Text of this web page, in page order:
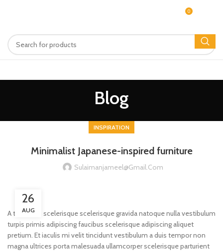
0
Blog
INSPIRATION
Minimalist Japanese-inspired furniture
Sulaimanjameel@gmail.com
26
AUG
A taciti cras scelerisque scelerisque gravida natoque nulla vestibulum
turpis primis adipiscing faucibus scelerisque adipiscing aliquet
pretium. Et iaculis mi velit tincidunt vestibulum a duis tempor non
magna ultrices porta malesuada ullamcorper scelerisque parturient